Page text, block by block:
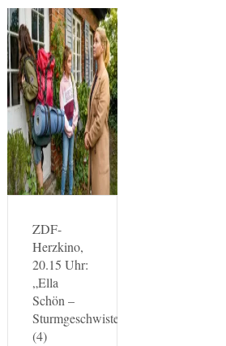
ZDF-
Herzkino,
20.15 Uhr:
„Ella
Schön –
Sturmgeschwister“
(4)